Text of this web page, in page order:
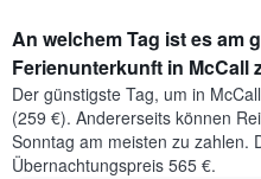
An welchem Tag ist es am
Ferienunterkunft in McCall
Der günstigste Tag, um in
(259 €). Andererseits können
Sonntag am meisten zu zahlen.
Übernachtungspreis 565 €.